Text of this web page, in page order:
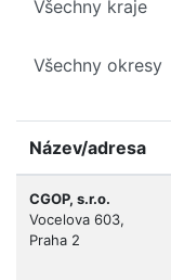
Název/adresa
CGOP, s.r.o.
Vocelova 603,
Praha 2